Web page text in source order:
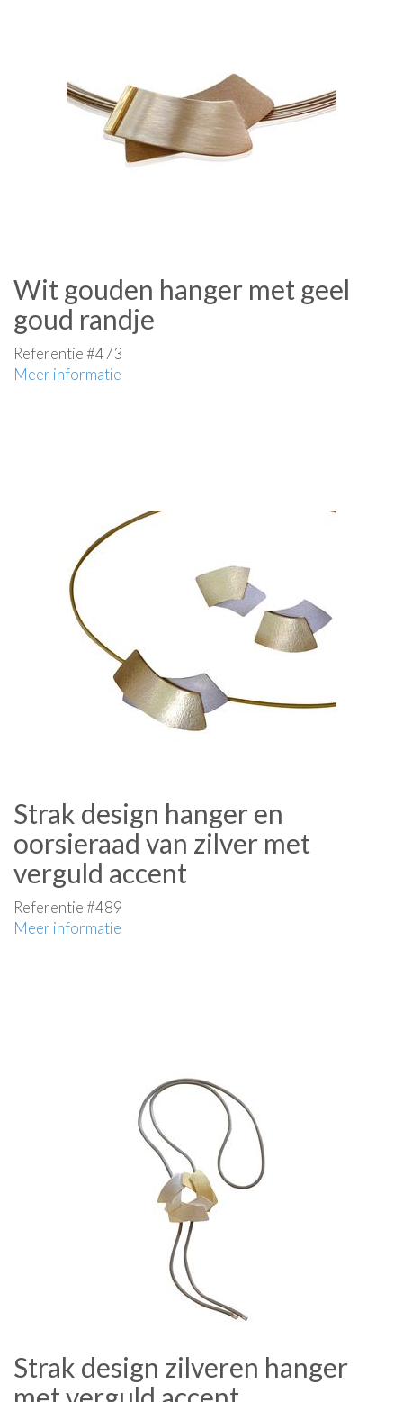
Wit gouden hanger met geel
goud randje
Referentie #473
Meer informatie
Strak design hanger en
oorsieraad van zilver met
verguld accent
Referentie #489
Meer informatie
Strak design zilveren hanger